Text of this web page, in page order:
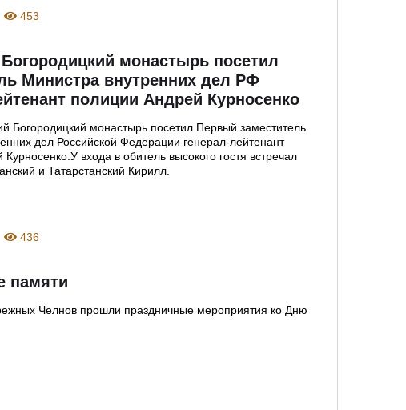
453
Богородицкий монастырь посетил
Министра внутренних дел РФ
полиции Андрей Курносенко
Богородицкий монастырь посетил Первый заместитель
дел Российской Федерации генерал-лейтенант
входа в обитель высокого гостя встречал
и Татарстанский Кирилл.
436
памяти
Челнов прошли праздничные мероприятия ко Дню